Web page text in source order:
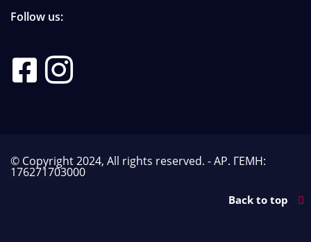
Follow us:
© Copyright 2024, All rights reserved. - ΑΡ. ΓΕΜΗ:
176271703000
Back to top